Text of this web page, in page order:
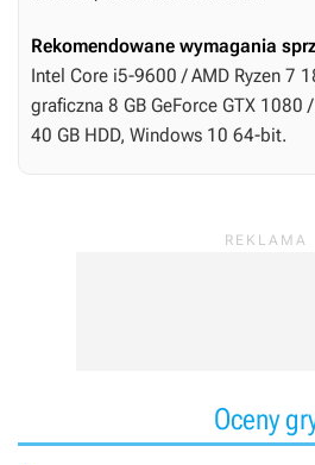
Rekomendowane wymagania
Intel Core i5-9600 / AMD Ryzen 7
graficzna 8 GB GeForce GTX 1080
40 GB HDD, Windows 10 64-bit.
Oceny